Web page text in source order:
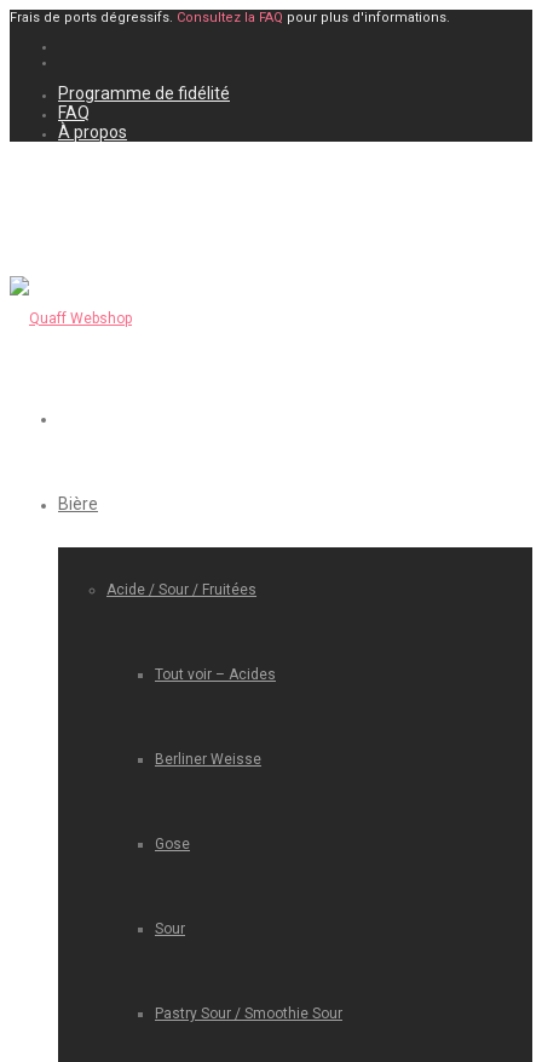
Frais de ports dégressifs. Consultez la FAQ pour plus d'informations.
Programme de fidélité
FAQ
À propos
Bière
Acide / Sour / Fruitées
Tout voir – Acides
Berliner Weisse
Gose
Sour
Pastry Sour / Smoothie Sour